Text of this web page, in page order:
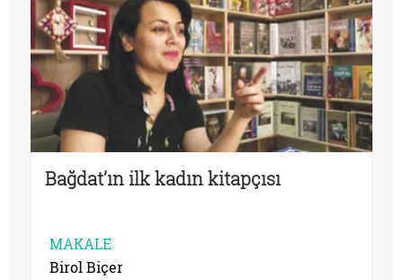
Bağdat’ın ilk kadın kitapçısı
MAKALE
Birol Biçer